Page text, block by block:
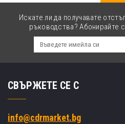
Искате ли да получавате
ръководства? Абонирайте
СВЪРЖЕТЕ СЕ С
info@cdrmarket.bg